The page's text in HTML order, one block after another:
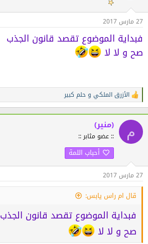
ا
ت
:
27 مارس 2017
فبداية الموضوع تقصد قانون الجذب
صح و لا لا
ا
ل
ت
ف
ع
:
الأزرق الملكي و حلم كبير
م (منير)
:: عضو مثابر ::
أحباب اللمة
27 مارس 2017
قال ام راس يابس:
فبداية الموضوع تقصد قانون الجذب
صح و لا لا